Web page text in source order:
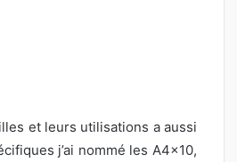
et leurs utilisations a aussi
j’ai nommé les A4x10,